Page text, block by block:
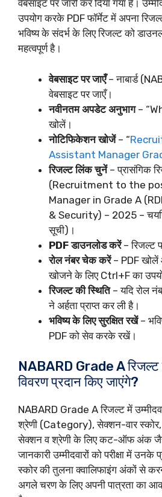
वेबसाइट पर जारी कर दिया गया है।
उपयोग करके PDF फॉर्मेट में अपना
भविष्य के संदर्भ के लिए रिजल्ट को
महत्वपूर्ण है।
वेबसाइट पर जाएँ– नाबार्ड
वेबसाइट पर जाएँ।
नवीनतम अपडेट अनुभाग–
खोलें।
नोटिफिकेशन खोजें– “
Assistant Manager
रिजल्ट लिंक चुनें– प्रासंगिक
(Recruitment to the
Manager in Grade A
& Security) – 2025 –
सूची)।
PDF डाउनलोड करें– रिजल्ट
रोल नंबर चेक करें– PDF खोलें
खोजने के लिए Ctrl+F का
रिजल्ट की स्थिति– यदि रोल
ने अर्हता प्राप्त कर ली है।
भविष्य के लिए सुरक्षित रखें–
PDF को सेव करके रखें।
NABARD Grade A
विवरण प्रदान किए जाएंगे?
NABARD Grade A रिजल्ट में
श्रेणी (Category), सेक्शन-वार
सेक्शन व श्रेणी के लिए कट-ऑफ अंक जैसे
जानकारी उम्मीदवारों को परीक्षा में
स्कोर की तुलना क्वालिफाइंग अंकों से
अगले चरण के लिए अपनी पात्रता का